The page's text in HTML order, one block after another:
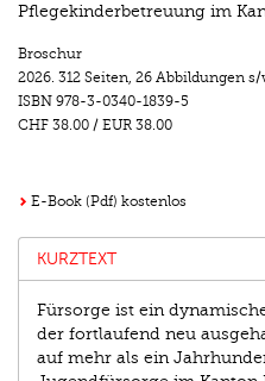
Pflegekinderbetreuung im
Broschur
2026. 312 Seiten 26 Abbildungen s/
ISBN 978-3-0340-1839-5
CHF 38.00 / EUR 38.00
E-Book (Pdf) kostenlos
KURZTEXT
Fürsorge ist ein
der fortlaufend neu
auf mehr als ein